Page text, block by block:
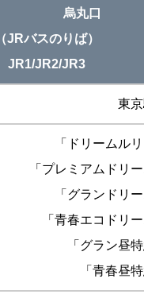
烏丸口
（JRバスのりば）
JR1/JR2/JR3
東
「ドリームルリ
「プレミアムドリー
「グランドリー
「青春エコドリー
「グラン昼特
「青春昼